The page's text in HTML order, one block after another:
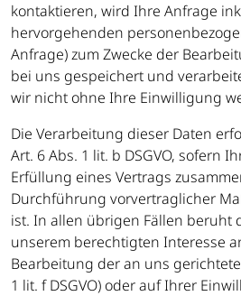
kontaktieren, wird Ihre Anfrage
hervorgehenden
Anfrage) zum Zwecke der
bei uns gespeichert und
wir nicht ohne Ihre Einwilligung
Die Verarbeitung dieser Daten
Art. 6 Abs. 1 lit. b DSGVO, sofern
Erfüllung eines Vertrags
Durchführung vorvertraglicher
ist. In allen übrigen Fällen beruht
unserem berechtigten Interesse
Bearbeitung der an uns
1 lit. f DSGVO) oder auf Ihrer